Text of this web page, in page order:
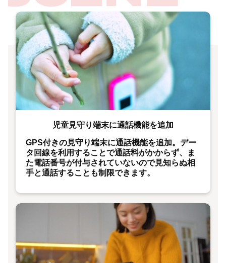
児童見守り端末に通話機能を追加
GPS付きの見守り端末に通話機能を追加。デー
タ回線を利用することで通話料がかからず、ま
た電話番号が付与されていないので見知らぬ相
手と通話することも制限できます。